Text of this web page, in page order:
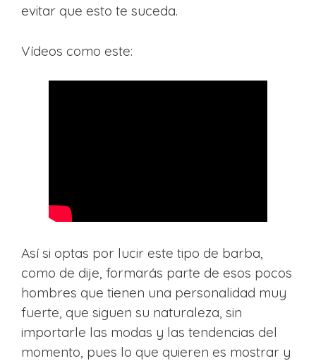
evitar que esto te suceda.
Vídeos como este:
Así si optas por lucir este tipo de barba,
como de dije, formarás parte de esos pocos
hombres que tienen una personalidad muy
fuerte, que siguen su naturaleza, sin
importarle las modas y las tendencias del
momento, pues lo que quieren es mostrar y